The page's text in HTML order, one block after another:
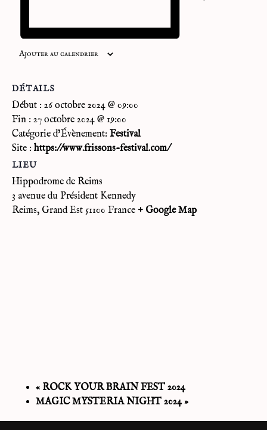
Ajouter au calendrier
DÉTAILS
Début : 26 octobre 2024 @ 09:00
Fin : 27 octobre 2024 @ 19:00
Catégorie d’Évènement: Festival
Site : https://www.frissons-festival.com/
LIEU
Hippodrome de Reims
3 avenue du Président Kennedy
Reims, Grand Est 51100 France + Google Map
« ROCK YOUR BRAIN FEST 2024
MAGIC MYSTERIA NIGHT 2024»